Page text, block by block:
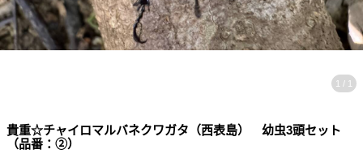
1 / 1
貴重☆チャイロマルバネクワガタ（西表島） 幼虫3頭セット
（品番：②）